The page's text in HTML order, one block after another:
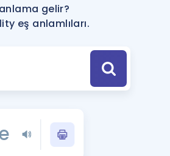
ve YÖKDİL'e Hazırlananlar için Öneriler
ÖSYM Sınavları Tek Takvimde
- YÖKDİL Tüm Sınavlarla İlgili Haberler
gelir?
eş anlamlıları.